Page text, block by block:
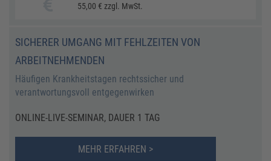
55,00 € zzgl. MwSt.
SICHERER UMGANG MIT FEHLZEITEN VON
ARBEITNEHMENDEN
Häufigen Krankheitstagen rechtssicher und
verantwortungsvoll entgegenwirken
ONLINE-LIVE-SEMINAR, DAUER 1 TAG
MEHR ERFAHREN >